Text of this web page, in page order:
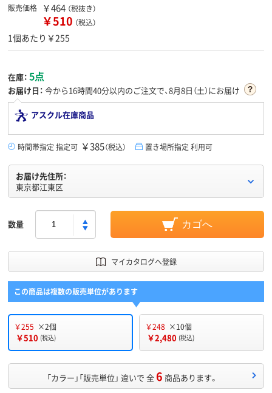
販売価格 ￥464 （税抜き）
￥510 （税込）
1個あたり￥255
在庫： 5点
お届け日： 今から16時間40分以内のご注文で、8月8日（土）にお届け
アスクル在庫商品
時間帯指定 指定可 ￥385（税込） 置き場所指定 利用可
お届け先住所：
東京都江東区
数量 カゴへ
マイカタログへ登録
この商品は複数の販売単位があります
￥255 ×2個
￥510 (税込)
￥248 ×10個
￥2,480 (税込)
「カラー」「販売単位」 違いで 全6 商品あります。